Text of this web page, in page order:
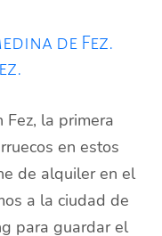
de Fez.
Fez, la primera
en estos
de alquiler en el
a la ciudad de
para guardar el